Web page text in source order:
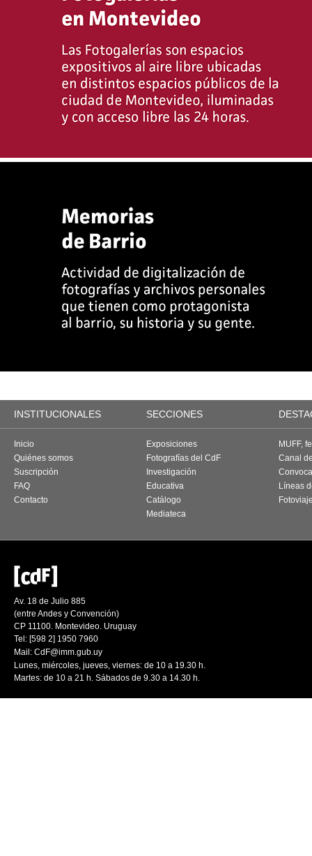
INSTITUCIONALES SECCIONES
Inicio
Quiénes somos
Suscripción
FAQ
Contacto
Exposiciones
Fotografías del CdF
Investigación
Educativa
Catálogo
Mediateca
MUFF,
Canal
Líneas
Av. 18 de Julio 885
(entre Andes y Convención)
CP 11100. Montevideo. Uruguay
Tel: [598 2] 1950 7960
Mail: CdF@imm.gub.uy
Lunes, miércoles, jueves, viernes: de 10 a 19.30 h.
Martes: de 10 a 21 h. Sábados de 9.30 a 14.30 h.